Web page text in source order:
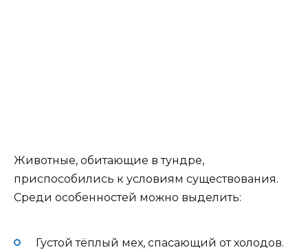
Животные, обитающие в тундре,
приспособились к условиям существования.
Среди особенностей можно выделить:
Густой тёплый мех, спасающий от холодов.